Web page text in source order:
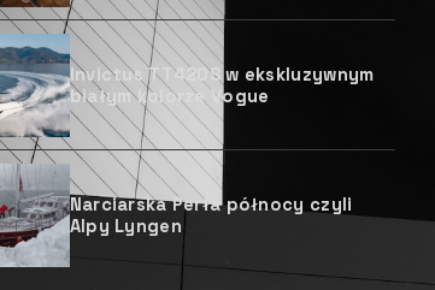
Invictus TT420S w ekskluzywnym
białym kolorze Vogue
Narciarska Perła północy czyli
Alpy Lyngen